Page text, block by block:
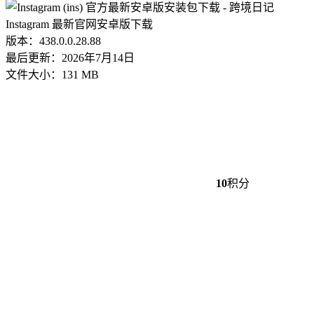
Instagram 最新官网安卓版下载
版本：438.0.0.28.88
最后更新：2026年7月14日
文件大小：131 MB
10积分